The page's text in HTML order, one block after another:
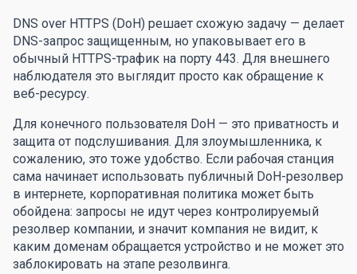
DNS over HTTPS (DoH) решает схожую задачу — делает
DNS-запрос защищенным, но упаковывает его в
обычный HTTPS-трафик на порту 443. Для внешнего
наблюдателя это выглядит просто как обращение к
веб-ресурсу.
Для конечного пользователя DoH — это приватность и
защита от подслушивания. Для злоумышленника, к
сожалению, это тоже удобство. Если рабочая станция
сама начинает использовать публичный DoH-резолвер
в интернете, корпоративная политика может быть
обойдена: запросы не идут через контролируемый
резолвер компании, и значит компания не видит, к
каким доменам обращается устройство и не может это
заблокировать на этапе резолвинга.